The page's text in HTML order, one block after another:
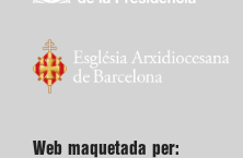
Web maquetada per: